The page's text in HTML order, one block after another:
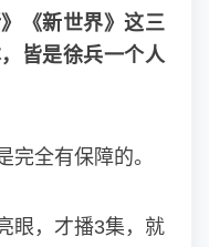
《新世界》这三
皆是徐兵一个人
完全有保障的。
眼，才播3集，就